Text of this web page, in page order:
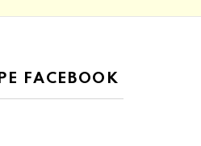
FACEBOOK